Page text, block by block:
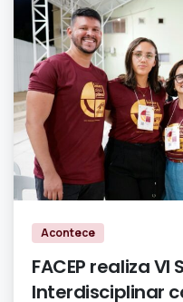
Acontece
FACEP realiza VI
Interdisciplinar